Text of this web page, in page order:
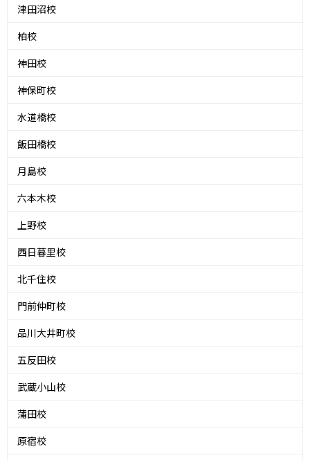
津田沼校
柏校
神田校
神保町校
水道橋校
飯田橋校
月島校
六本木校
上野校
西日暮里校
北千住校
門前仲町校
品川大井町校
五反田校
武蔵小山校
蒲田校
原宿校